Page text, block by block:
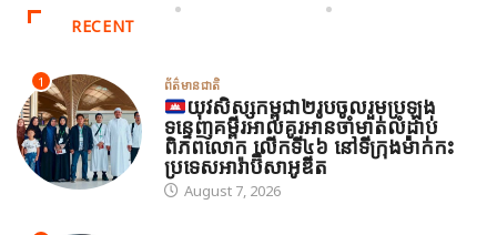
RECENT
1 ព័ត៌មានជាតិ
យុវសិស្សកម្ពុជា២រូបចូលរួមប្រឡង
ទន្ទេញគម្ពីរអាល់គូរអានចាំមាត់លំដាប់
ពិភពលោក លើកទី៤៦ នៅទីក្រុងម៉ាក់កះ
ប្រទេសអារ៉ាប៊ីសាអូឌីត
August 7, 2026